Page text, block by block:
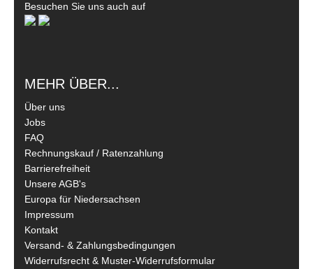
Besuchen Sie uns auch auf
MEHR ÜBER...
Über uns
Jobs
FAQ
Rechnungskauf / Ratenzahlung
Barrierefreiheit
Unsere AGB's
Europa für Niedersachsen
Impressum
Kontakt
Versand- & Zahlungsbedingungen
Widerrufsrecht & Muster-Widerrufsformular